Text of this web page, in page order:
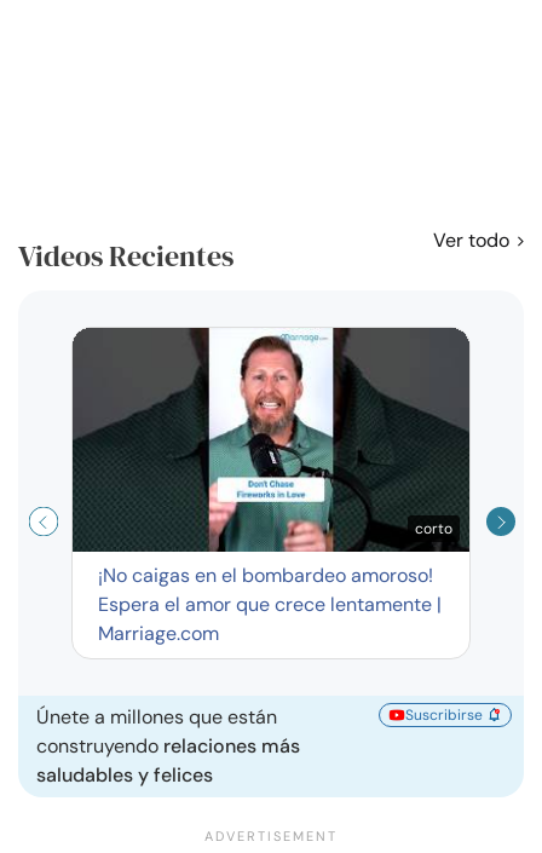
Videos Recientes Ver todo
corto
¡No caigas en el bombardeo amoroso!
Espera el amor que crece lentamente |
Marriage.com
Únete a millones que están
construyendo relaciones más
saludables y felices
Suscribirse